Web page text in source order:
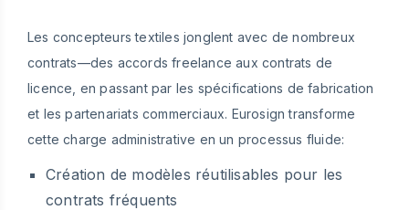
Les concepteurs textiles jonglent avec de nombreux
contrats—des accords freelance aux contrats de
licence, en passant par les spécifications de fabrication
et les partenariats commerciaux. Eurosign transforme
cette charge administrative en un processus fluide:
Création de modèles réutilisables pour les
contrats fréquents